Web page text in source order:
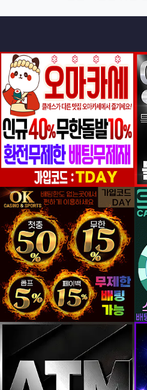
등록일